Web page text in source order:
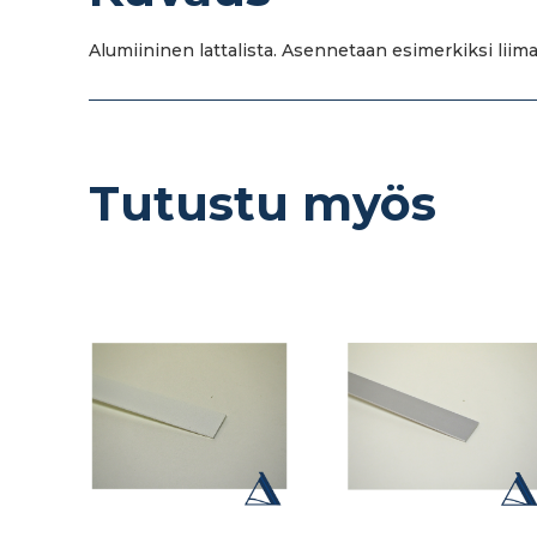
Alumiininen lattalista. Asennetaan esimerkiksi
Tutustu myös